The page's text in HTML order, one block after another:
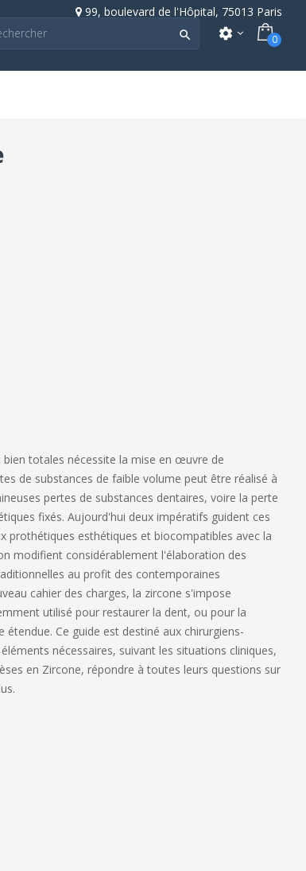
99, boulevard de l'Hôpital, 75013 Paris
 settings 0
totales nécessite la mise en œuvre de
de substances de faible volume peut être réalisé à
pertes de substances dentaires, voire la perte
fixés. Aujourd'hui deux impératifs guident ces
prothétiques esthétiques et biocompatibles avec la
modifient considérablement l'élaboration des
au profit des contemporaines
cahier des charges, la zircone s'impose
utilisé pour restaurer la dent, ou pour la
Ce guide est destiné aux chirurgiens-
nécessaires, suivant les situations cliniques,
en Zircone, répondre à toutes leurs questions sur